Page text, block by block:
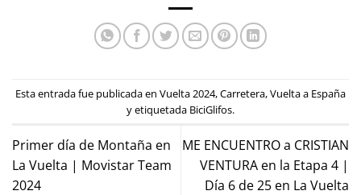
Esta entrada fue publicada en Vuelta 2024,Carretera,Vuelta a España
y etiquetada BiciGlifos.
Primer día de Montaña en
La Vuelta | Movistar Team
2024
ME ENCUENTRO a CRISTIAN
VENTURA en la Etapa 4 |
Día 6 de 25 en La Vuelta